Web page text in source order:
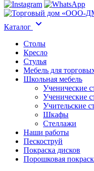
Каталог keyboard_arrow_down
Столы
Кресло
Стулья
Мебель для
Школьная мебель
Ученические
Ученические
Учительские
Шкафы
Стеллажи
Наши работы
Пескоструй
Покраска дисков
Порошковая